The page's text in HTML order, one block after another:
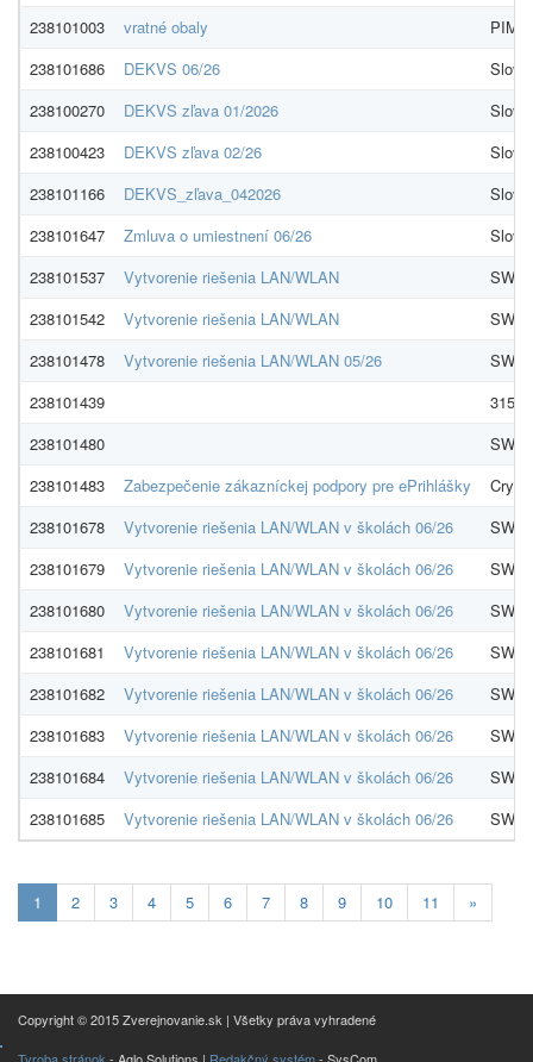
238101003
vratné obaly
238101686
DEKVS 06/26
238100270
DEKVS zľava 01/2026
238100423
DEKVS zľava 02/26
238101166
DEKVS_zľava_042026
238101647
Zmluva o umiestnení 06/26
238101537
Vytvorenie riešenia LAN/WLAN
238101542
Vytvorenie riešenia LAN/WLAN
238101478
Vytvorenie riešenia LAN/WLAN 05/26
238101439
3152
238101480
238101483
Zabezpečenie zákazníckej podpory pre ePrihlášky
238101678
Vytvorenie riešenia LAN/WLAN v školách 06/26
238101679
Vytvorenie riešenia LAN/WLAN v školách 06/26
238101680
Vytvorenie riešenia LAN/WLAN v školách 06/26
238101681
Vytvorenie riešenia LAN/WLAN v školách 06/26
238101682
Vytvorenie riešenia LAN/WLAN v školách 06/26
238101683
Vytvorenie riešenia LAN/WLAN v školách 06/26
238101684
Vytvorenie riešenia LAN/WLAN v školách 06/26
238101685
Vytvorenie riešenia LAN/WLAN v školách 06/26
1 Aktualna-
stranka
2 3 4 5 6 7 8 9 10 11 »
Copyright © 2015 Zverejnovanie.sk | Všetky práva vyhradené